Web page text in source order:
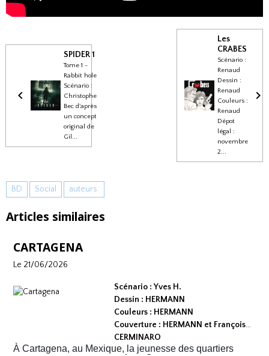
SPIDER 1
Tome 1 -
Rabbit hole
Scénario :
Christophe
Bec d'après
un concept
original de
Gil...
Les
CRABES
Scénario :
Renaud
Dessin :
Renaud
Couleurs :
Renaud
Dépot
légal :
novembre
2...
BD Social auteurs.
Articles similaires
CARTAGENA
Le 21/06/2026
Scénario : Yves H.
Dessin : HERMANN
Couleurs : HERMANN
Couverture : HERMANN et François
CERMINARO
Dépot légal : avril 2026
À Cartagena, au Mexique, la jeunesse des quartiers